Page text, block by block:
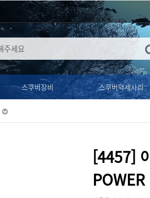
스쿠버장비 스쿠버악세사리
[4457]